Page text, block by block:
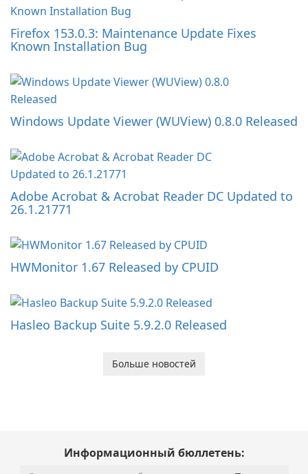
Firefox 153.0.3: Maintenance Update Fixes
Known Installation Bug
Windows Update Viewer (WUView) 0.8.0 Released
Adobe Acrobat & Acrobat Reader DC Updated to
26.1.21771
HWMonitor 1.67 Released by CPUID
Hasleo Backup Suite 5.9.2.0 Released
Больше новостей
Информационный бюллетень: